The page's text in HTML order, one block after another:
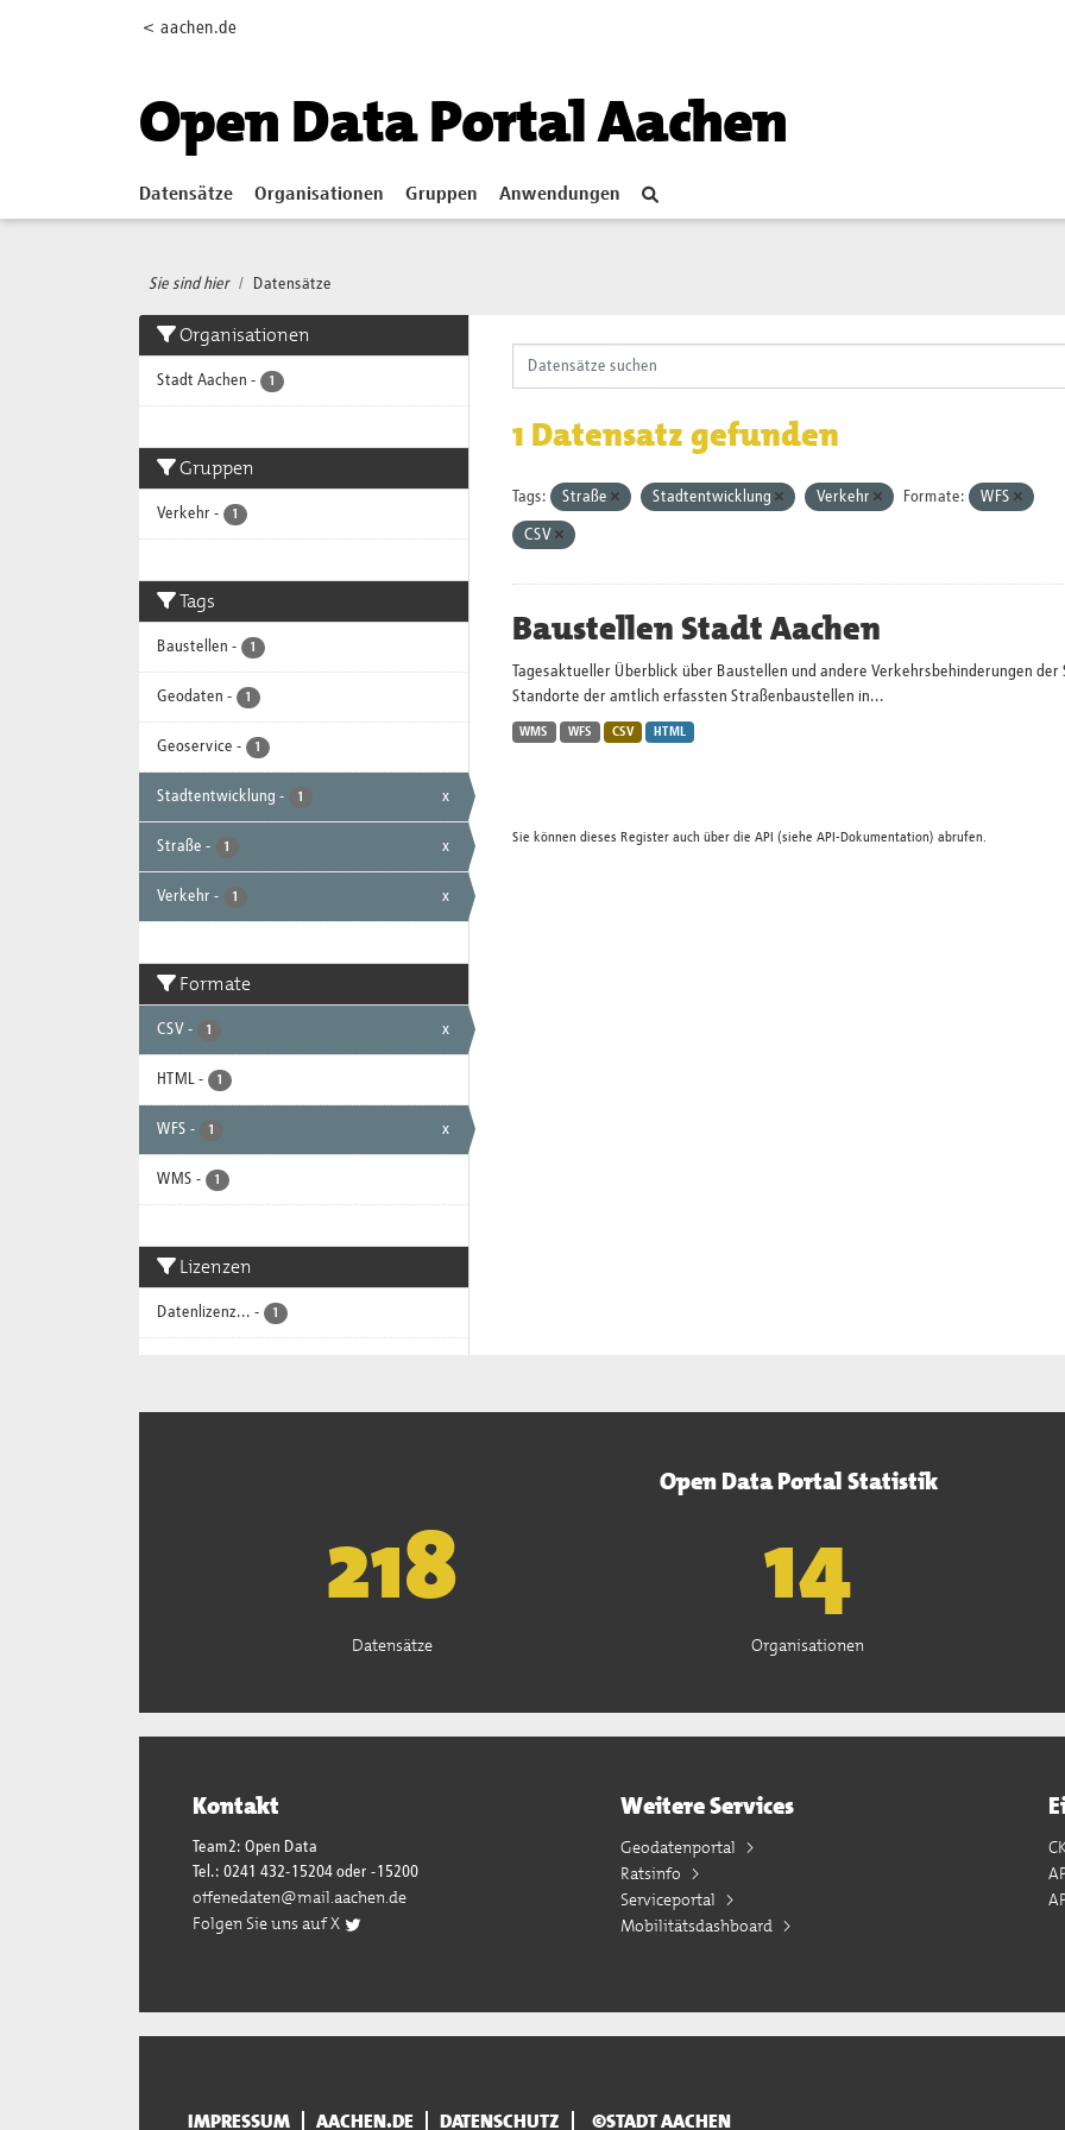
< aachen.de
Open Data Portal Aachen
Datensätze Organisationen Gruppen Anwendungen
Sie sind hier Datensätze
Organisationen
Stadt Aachen - 1
Gruppen
Verkehr - 1
Tags
Baustellen - 1
Geodaten - 1
Geoservice - 1
Stadtentwicklung - 1 x
Straße - 1 x
Verkehr - 1 x
Formate
CSV - 1 x
HTML - 1
WFS - 1 x
WMS - 1
Lizenzen
Datenlizenz... - 1
1 Datensatz gefunden
Tags: Straße Stadtentwicklung Verkehr Formate: WFS
CSV
Baustellen Stadt Aachen
Tagesaktueller Überblick über Baustellen und andere Verkehrsbehinderungen
Standorte der amtlich erfassten Straßenbaustellen in...
WMS WFS CSV HTML
Sie können dieses Register auch über die API (siehe API-Dokumentation) abrufen.
Open Data Portal Statistik
221
Datensätze
15
Organisationen
Kontakt
Team2: Open Data
Tel.: 0241 432-15204 oder -15200
offenedaten@mail.aachen.de
Folgen Sie uns auf X
Weitere Services
Geodatenportal
Ratsinfo
Serviceportal
Mobilitätsdashboard
IMPRESSUM AACHEN.DE DATENSCHUTZ ©STADT AACHEN